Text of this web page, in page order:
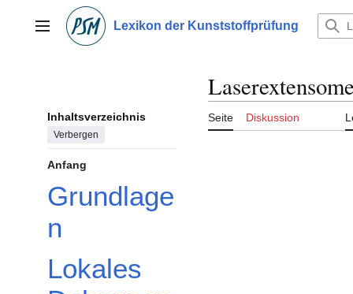
springenHauptmenü Lexikon der Kunststoffprüfung
Inhaltsverzeichnis
Verbergen
Anfang
Grundlage
n
Lokales
Seite Diskussion